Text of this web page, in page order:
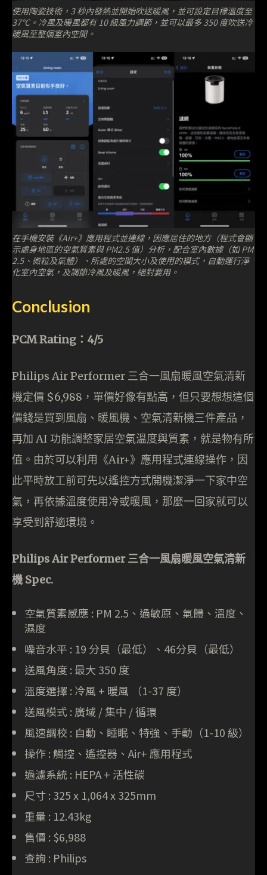
使用陶瓷技術，3 秒內發熱並開始吹送暖風，並可設定目標溫度至
37°C。冷風及暖風都有 10 級風力調節，並可以最多 350 度吹送冷
暖風至整個室內空間。
在手機安裝《Air+》應用程式並連線，因應居住的地方（程式會顯
示處身地區的空氣質素與 PM2.5 值）分析，配合室內數據（如 PM
2.5、微粒及氣體）、所處的空間大小及使用的模式，自動運行淨
化室內空氣，及調節冷風及暖風，絕對要用。
Conclusion
PCM Rating：4/5
Philips Air Performer 三合一風扇暖風空氣清新
機定價 $6,988，單價好像有點高，但只要想想這個
價錢是買到風扇、暖風機、空氣清新機三件產品，
再加 AI 功能調整家居空氣溫度與質素，就是物有所
值。由於可以利用《Air+》應用程式連線操作，因
此平時放工前可先以遙控方式開機潔淨一下家中空
氣，再依據溫度使用冷或暖風，那麼一回家就可以
享受到舒適環境。
Philips Air Performer 三合一風扇暖風空氣清新
機 Spec.
空氣質素感應 : PM 2.5、過敏原、氣體、溫度、
濕度
噪音水平 : 19 分貝（最低）、46分貝（最低）
送風角度 : 最大 350 度
溫度選擇 : 冷風 + 暖風 （1-37 度）
送風模式 : 廣域 / 集中 / 循環
風速調校 : 自動、睡眠、特強、手動（1-10 級）
操作 : 觸控、遙控器、Air+ 應用程式
過濾系統 : HEPA + 活性碳
尺寸 : 325 x 1,064 x 325mm
重量 : 12.43kg
售價 : $6,988
查詢 : Philips